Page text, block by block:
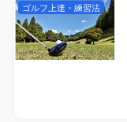
ゴルフ上達・練習法